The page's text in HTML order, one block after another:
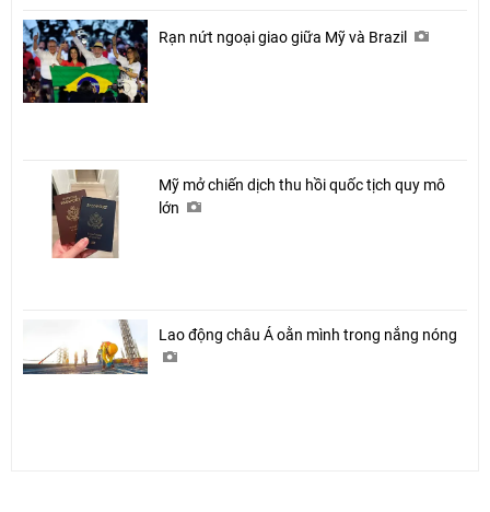
Rạn nứt ngoại giao giữa Mỹ và Brazil
Mỹ mở chiến dịch thu hồi quốc tịch quy mô
lớn
Lao động châu Á oằn mình trong nắng nóng